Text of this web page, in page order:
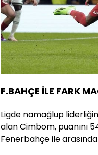
F.BAHÇE İLE FARK
Ligde namağlup
alan Cimbom, puanını
Fenerbahçe ile